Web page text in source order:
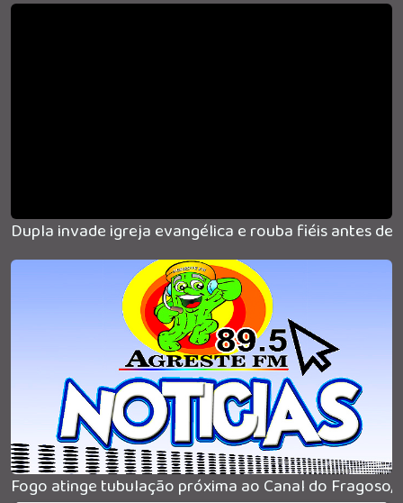
Dupla invade igreja evangélica e rouba fiéis antes de
Fogo atinge tubulação próxima ao Canal do Fragoso,